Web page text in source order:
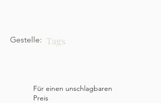
Gestelle: Tags
Für einen unschlagbaren
Preis